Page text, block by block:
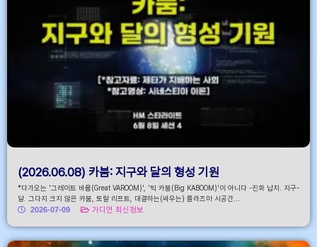
(2026.06.08) 카붐: 지구와 달의 형성 기원
*다가오는 '그레이트 바룸(Great VAROOM)', '빅 카붐(Big KABOOM)'이 아니다 -진화 납치. 지구-
달. 그다지 크지 않은 카붐, 토랄 리프트, 대결하는(싸우는) 플라즈마 시공간...
2026-07-09
가디언 최신정보